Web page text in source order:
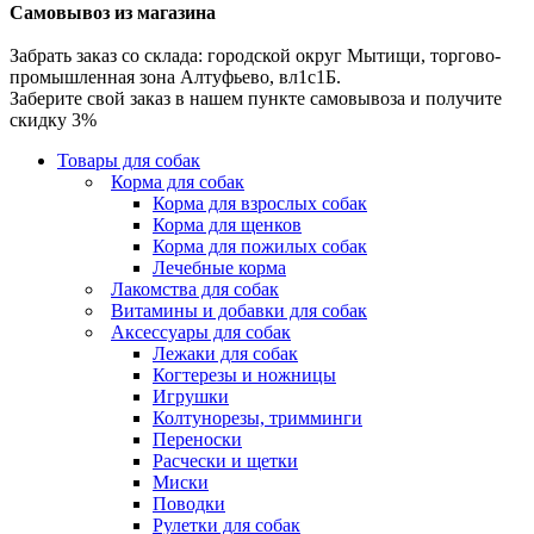
Самовывоз из магазина
Забрать заказ со склада: городской округ Мытищи, торгово-
промышленная зона Алтуфьево, вл1с1Б.
Заберите свой заказ в нашем пункте самовывоза и получите
скидку 3%
Товары для собак
Корма для собак
Корма для взрослых собак
Корма для щенков
Корма для пожилых собак
Лечебные корма
Лакомства для собак
Витамины и добавки для собак
Аксессуары для собак
Лежаки для собак
Когтерезы и ножницы
Игрушки
Колтунорезы, тримминги
Переноски
Расчески и щетки
Миски
Поводки
Рулетки для собак